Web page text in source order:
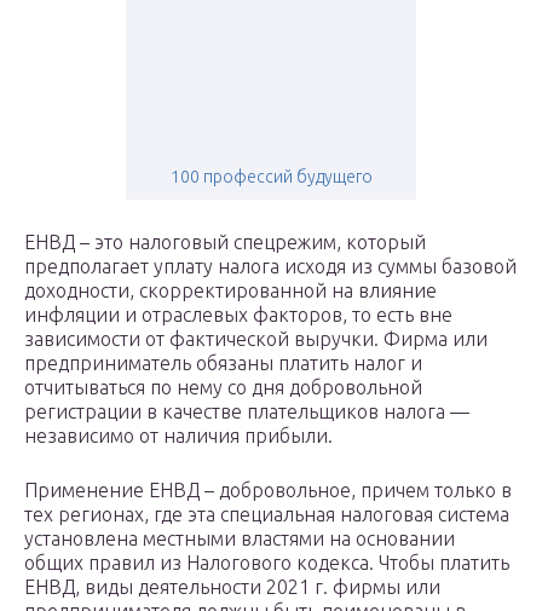
100 профессий будущего
ЕНВД – это налоговый спецрежим, который
предполагает уплату налога исходя из суммы базовой
доходности, скорректированной на влияние
инфляции и отраслевых факторов, то есть вне
зависимости от фактической выручки. Фирма или
предприниматель обязаны платить налог и
отчитываться по нему со дня добровольной
регистрации в качестве плательщиков налога —
независимо от наличия прибыли.
Применение ЕНВД – добровольное, причем только в
тех регионах, где эта специальная налоговая система
установлена местными властями на основании
общих правил из Налогового кодекса. Чтобы платить
ЕНВД, виды деятельности 2021 г. фирмы или